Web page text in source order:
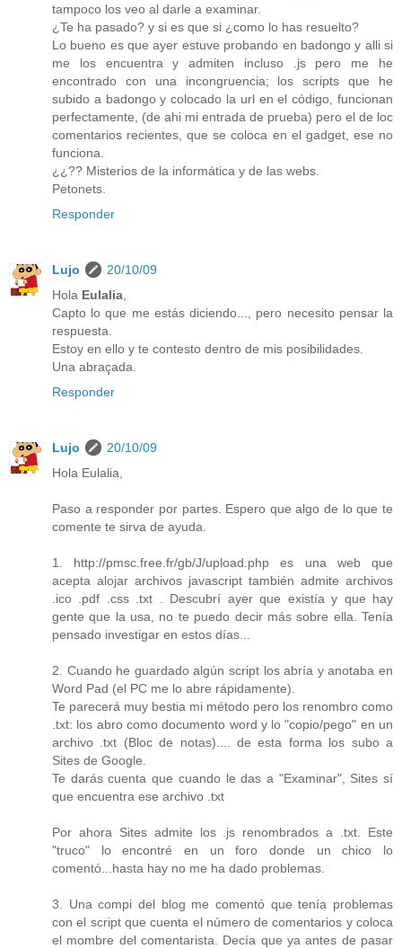
tampoco los veo al darle a examinar.
¿Te ha pasado? y si es que si ¿como lo has resuelto?
Lo bueno es que ayer estuve probando en badongo y alli si
me los encuentra y admiten incluso .js pero me he
encontrado con una incongruencia; los scripts que he
subido a badongo y colocado la url en el código, funcionan
perfectamente, (de ahi mi entrada de prueba) pero el de loc
comentarios recientes, que se coloca en el gadget, ese no
funciona.
¿¿?? Misterios de la informática y de las webs.
Petonets.
Responder
Lujo
20/10/09
Hola Eulalia
Capto lo que me estás diciendo..., pero necesito pensar la
respuesta.
Estoy en ello y te contesto dentro de mis posibilidades.
Una abraçada.
Responder
Lujo
20/10/09
Hola Eulalia,
Paso a responder por partes. Espero que algo de lo que te
comente te sirva de ayuda.
1. http://pmsc.free.fr/gb/J/upload.php es una web que
acepta alojar archivos javascript también admite archivos
.ico .pdf .css .txt . Descubrí ayer que existía y que hay
gente que la usa, no te puedo decir más sobre ella. Tenía
pensado investigar en estos días...
2. Cuando he guardado algún script los abría y anotaba en
Word Pad (el PC me lo abre rápidamente).
Te parecerá muy bestia mi método pero los renombro como
.txt: los abro como documento word y lo "copio/pego" en un
archivo .txt (Bloc de notas).... de esta forma los subo a
Sites de Google.
Te darás cuenta que cuando le das a "Examinar", Sites sí
que encuentra ese archivo .txt
Por ahora Sites admite los .js renombrados a .txt. Este
"truco" lo encontré en un foro donde un chico lo
comentó...hasta hay no me ha dado problemas.
3. Una compi del blog me comentó que tenía problemas
con el script que cuenta el número de comentarios y coloca
el mombre del comentarista. Decía que ya antes de pasar